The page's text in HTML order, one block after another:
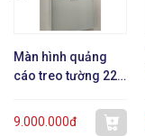
Màn hình quảng
cáo treo tường 22
9.000.000đ